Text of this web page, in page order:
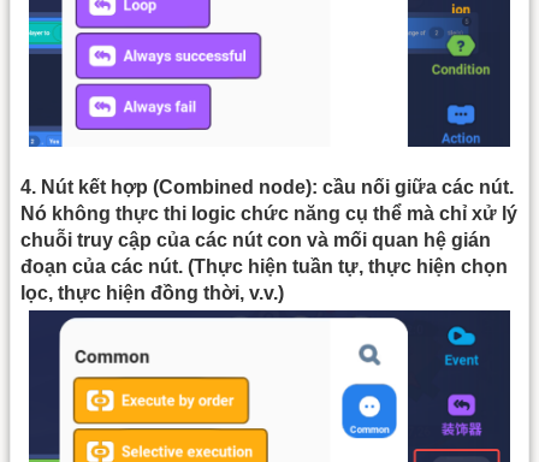
4. Nút kết hợp (Combined node): cầu nối giữa các nút.
Nó không thực thi logic chức năng cụ thể mà chỉ xử lý
chuỗi truy cập của các nút con và mối quan hệ gián
đoạn của các nút. (Thực hiện tuần tự, thực hiện chọn
lọc, thực hiện đồng thời, v.v.)